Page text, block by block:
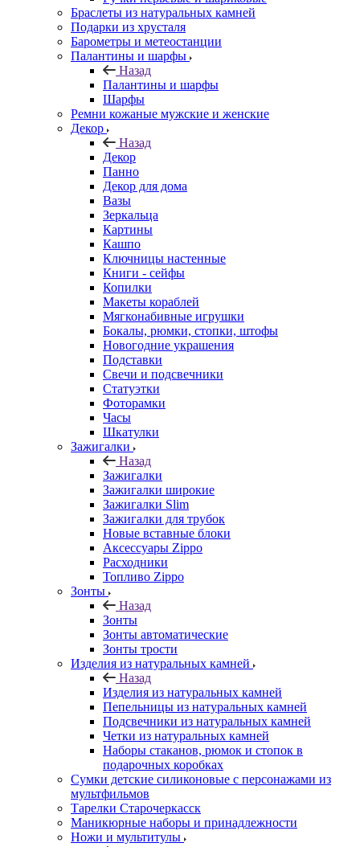
Браслеты из натуральных камней
Подарки из хрусталя
Барометры и метеостанции
Палантины и шарфы
Назад
Палантины и шарфы
Шарфы
Ремни кожаные мужские и женские
Декор
Назад
Декор
Панно
Декор для дома
Вазы
Зеркальца
Картины
Кашпо
Ключницы настенные
Книги - сейфы
Копилки
Макеты кораблей
Мягконабивные игрушки
Бокалы, рюмки, стопки, штофы
Новогодние украшения
Подставки
Свечи и подсвечники
Статуэтки
Фоторамки
Часы
Шкатулки
Зажигалки
Назад
Зажигалки
Зажигалки широкие
Зажигалки Slim
Зажигалки для трубок
Новые вставные блоки
Аксессуары Zippo
Расходники
Топливо Zippo
Зонты
Назад
Зонты
Зонты автоматические
Зонты трости
Изделия из натуральных камней
Назад
Изделия из натуральных камней
Пепельницы из натуральных камней
Подсвечники из натуральных камней
Четки из натуральных камней
Наборы стаканов, рюмок и стопок в
подарочных коробках
Сумки детские силиконовые с персонажами из
мультфильмов
Тарелки Старочеркасск
Маникюрные наборы и принадлежности
Ножи и мультитулы